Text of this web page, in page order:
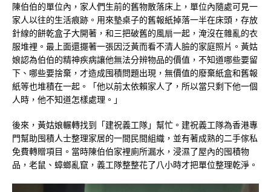
陳伯伯的單位內，家人們生前的舊物散落床上，單位內隨處可見一
家人以往的生活痕跡。用來墊桌子的舊報紙掉落一半在床頭，存放
針線的餅乾盒子大開著，和三把破舊的風扇一起，淹沒在雜亂的衣
服堆裡。最上面還擺著一張因泛黃而看不清人臉的家庭照片。黃姑
娘認為伯伯的精神疾病讓他無法分辨物品的價值，不知道哪些要留
下、哪些要捨棄，才造成囤積問題出現，無價值的廢棄紙盒和舊報
紙等也堆積在一起。「他以前太依賴家人了，所以當只剩下他一個
人時，他不知道怎樣處理。」
後來，黃姑娘輾轉找到「建祝義工隊」幫忙。建祝義工隊為香港專
門幫助囤積人士整理家居的一間民間組織，並有著成熟的二手傢私
免費轉贈項目。當時陳伯伯家裡廁所漏水，浸濕了屋內的囤積物
品，老鼠、蟑螂亂竄，義工隊整整花了八小時才把單位整理乾淨。